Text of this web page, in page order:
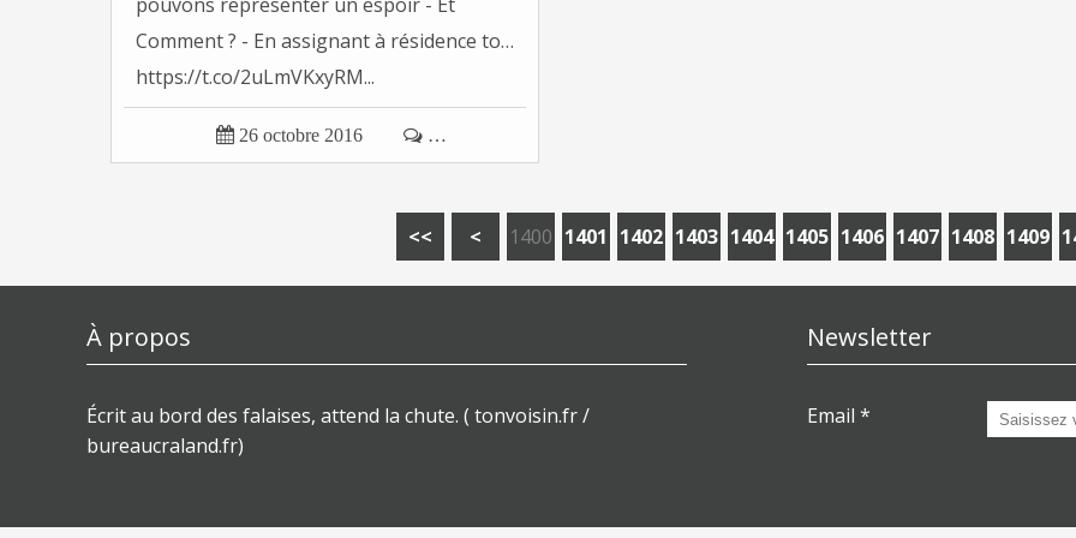
Comment ? - En assignant à résidence to…
https://t.co/2uLmVKxyRM...
 26 octobre 2016  …
<< < 1400 1401 1402 1403 1404 1405 1406 1407 1408 1409
À propos
Écrit au bord des falaises, attend la chute. ( tonvoisin.fr /
bureaucraland.fr)
Newsletter
Email